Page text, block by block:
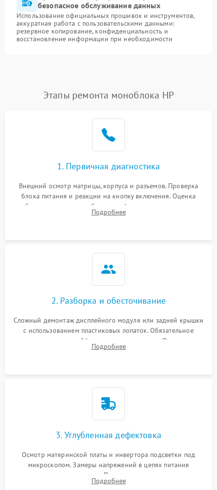
безопасное обслуживание данных
Использование официальных прошивок и инструментов,
аккуратная работа с пользовательскими данными:
резервное копирование, конфиденциальность и
восстановление информации при необходимости
Этапы ремонта моноблока HP
1. Первичная диагностика
Внешний осмотр матрицы, корпуса и разъемов. Проверка
блока питания и реакции на кнопку включения. Оценка
изображения, звука и работы периферии для сужения круга
возможных неисправностей перед вскрытием.
Подробнее
2. Разборка и обесточивание
Сложный демонтаж дисплейного модуля или задней крышки
с использованием пластиковых лопаток. Обязательное
отключение шлейфов матрицы и питания. Очистка
массивной системы охлаждения от скопившейся пыли.
Подробнее
3. Углубленная дефектовка
Осмотр материнской платы и инвертора подсветки под
микроскопом. Замеры напряжений в цепях питания
процессора и видеокарты. Проверка состояния жесткого
диска и оперативной памяти с помощью POST-карт и
Подробнее